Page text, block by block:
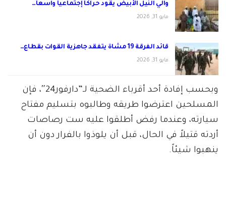
والي النيل الأبيض يقود حراكاً إجتماعياً واسعاً…
مايو 31, 2026
قائد الفرقة 19 مشاة يتفقد جاهزية القوات بقطاع…
مايو 31, 2026
وبحسب إفادة أحد أقرباء الضحية لـ”دارفور24″، فإن
المسلحين اعترضوا طريقه وطالبوه بتسليم مفتاح
سيارته، وعندما رفض أطلقوا عليه ست رصاصات
أردته قتيلاً في الحال، قبل أن يلوذوا بالفرار دون أن
ينهبوا شيئاً.